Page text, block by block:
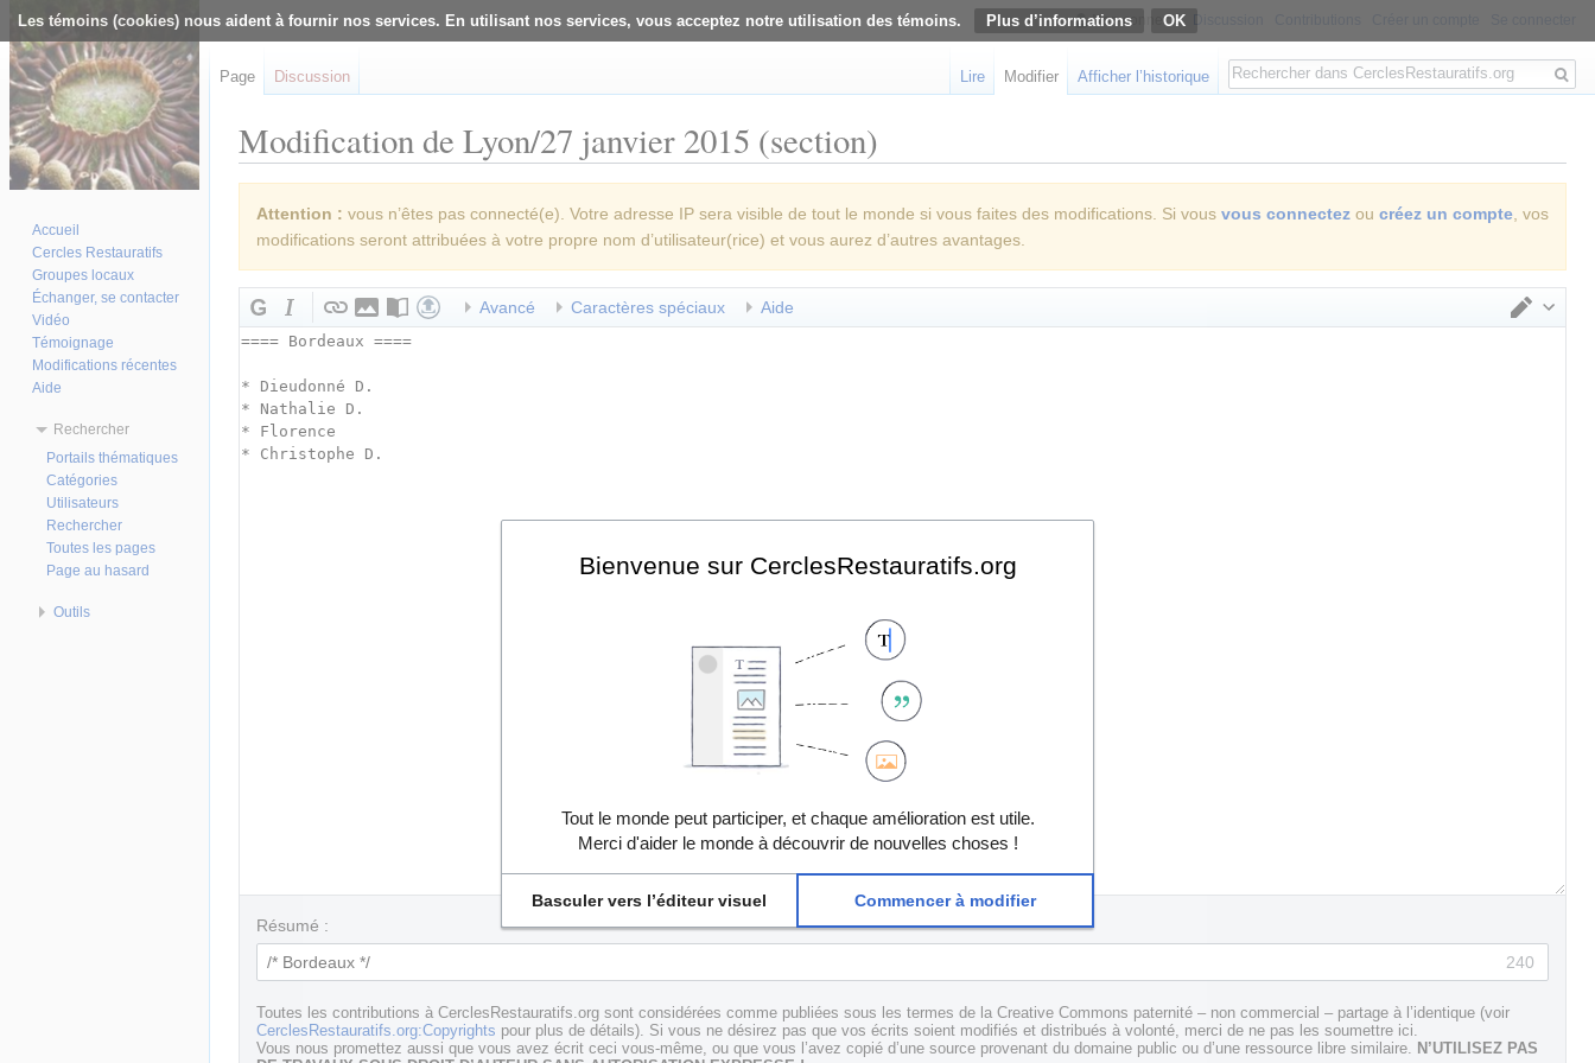
Les témoins (cookies) nous aident à fournir nos services. En utilisant nos services, vous acceptez notre utilisation des témoins. Plus d’informations
Modification de Lyon/27 janvier 2015 (section)
Attention : vous n’êtes pas connecté(e). Votre adresse IP sera visible de tout le monde si vous faites des modifications. Si vous vous connectez ou créez un compte, vos
modifications seront attribuées à votre propre nom d’utilisateur(rice) et vous aurez d’autres avantages.
Avancé Caractères spéciaux Aide
Résumé :
240
Toutes les contributions à CerclesRestauratifs.org sont considérées comme publiées sous les termes de la Creative Commons paternité – non commercial – partage à l’identique (voir
CerclesRestauratifs.org:Copyrights pour plus de détails). Si vous ne désirez pas que vos écrits soient modifiés et distribués à volonté, merci de ne pas les soumettre ici.
Vous nous promettez aussi que vous avez écrit ceci vous-même, ou que vous l’avez copié d’une source provenant du domaine public ou d’une ressource libre similaire. N’UTILISEZ PAS
Non connecté
Page Discussion Lire Modifier Afficher l’historique
Rechercher
Accueil
Cercles Restauratifs
Groupes locaux
Échanger, se contacter
Vidéo
Témoignage
Modifications récentes
Aide
Rechercher
Portails thématiques
Catégories
Utilisateurs
Rechercher
Toutes les pages
Page au hasard
Outils
Bienvenue sur CerclesRestauratifs.org
Tout le monde peut participer, et chaque amélioration est utile.
Merci d'aider le monde à découvrir de nouvelles choses !
Basculer vers l’éditeur visuel Commencer à modifier